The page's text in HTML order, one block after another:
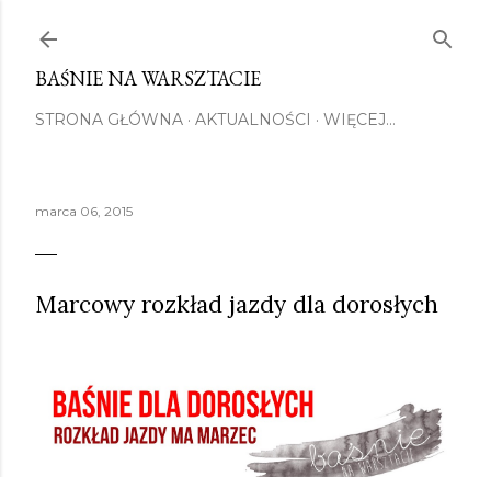
BAŚNIE NA WARSZTACIE
STRONA GŁÓWNA AKTUALNOŚCI WIĘCEJ…
marca 06, 2015
Marcowy rozkład jazdy dla dorosłych